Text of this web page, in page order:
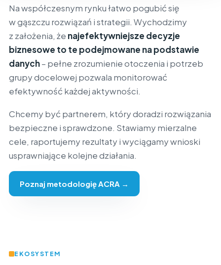
Na współczesnym rynku łatwo pogubić się
w gąszczu rozwiązań i strategii. Wychodzimy
z założenia, że najefektywniejsze decyzje
biznesowe to te podejmowane na podstawie
danych– pełne zrozumienie otoczenia i potrzeb
grupy docelowej pozwala monitorować
efektywność każdej aktywności.
Chcemy być partnerem, który doradzi rozwiązania
bezpieczne i sprawdzone. Stawiamy mierzalne
cele, raportujemy rezultaty i wyciągamy wnioski
usprawniające kolejne działania.
Poznaj metodologię ACRA →
EKOSYSTEM